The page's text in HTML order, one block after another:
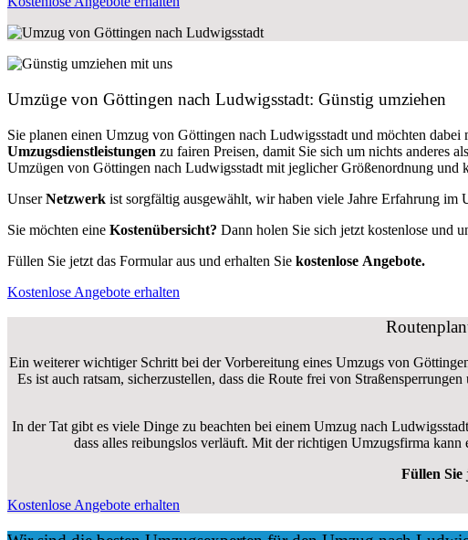
Umzüge von Göttingen nach Ludwigsstadt: Günstig umziehen
Sie planen einen Umzug von Göttingen nach Ludwigsstadt und möchten dabei
Umzugsdienstleistungen zu fairen Preisen, damit Sie sich um nichts anderes
Umzügen von Göttingen nach Ludwigsstadt mit jeglicher Größenordnung und
UnserNetzwerk ist sorgfältig ausgewählt, wir haben viele Jahre Erfahrung im
Sie möchten eine Kostenübersicht? Dann holen Sie sich jetzt kostenlose und
Füllen Sie jetzt das Formular aus und erhalten Sie kostenlose Angebote.
Kostenlose Angebote erhalten
Ein weiterer wichtiger Schritt bei der Vorbereitung eines Umzugs von
Es ist auch ratsam, sicherzustellen, dass die Route frei von
In der Tat gibt es viele Dinge zu beachten bei einem Umzug nach
dass alles reibungslos verläuft. Mit der richtigen Umzugsfirma
Füllen Sie
Kostenlose Angebote erhalten